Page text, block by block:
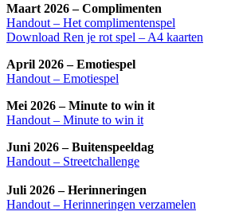
Maart 2026 – Complimenten
Handout – Het complimentenspel
Download Ren je rot spel – A4 kaarten
April 2026 – Emotiespel
Handout – Emotiespel
Mei 2026 – Minute to win it
Handout – Minute to win it
Juni 2026 – Buitenspeeldag
Handout – Streetchallenge
Juli 2026 – Herinneringen
Handout – Herinneringen verzamelen